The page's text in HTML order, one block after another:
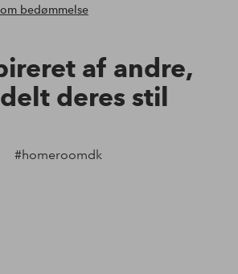
bedømmelse
af andre,
deres stil
#homeroomdk